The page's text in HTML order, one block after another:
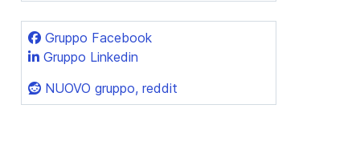
Gruppo Facebook
Gruppo Linkedin
NUOVO gruppo, reddit